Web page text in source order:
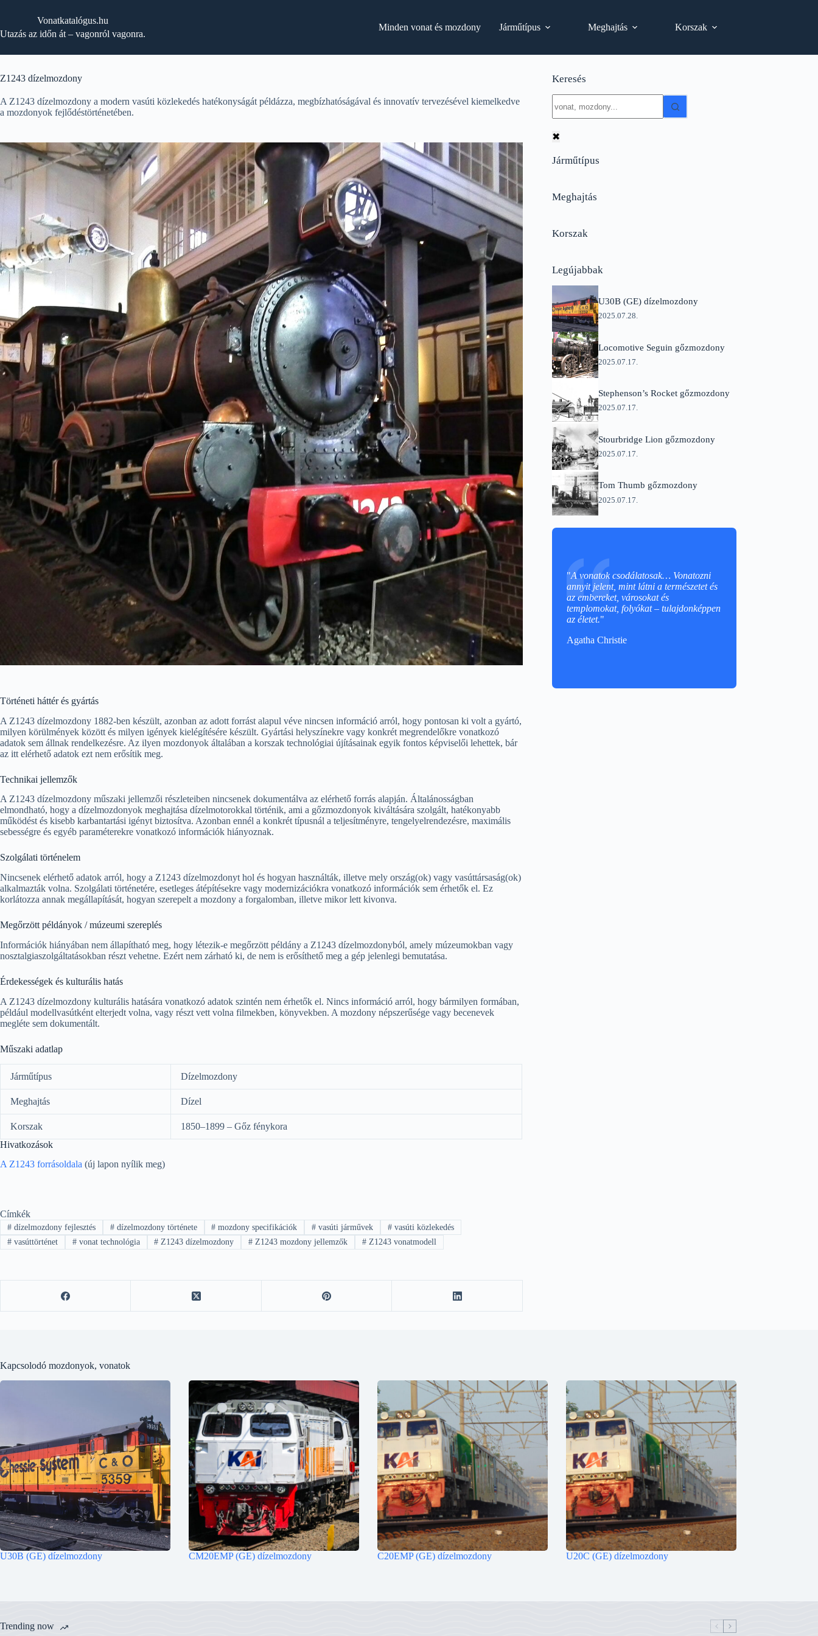
Vonatkatalógus.hu
Utazás az időn át – vagonról vagonra.
Minden vonat és mozdony Járműtípus Meghajtás Korszak
Z1243 dízelmozdony
A Z1243 dízelmozdony a modern vasúti közlekedés hatékonyságát példázza, megbízhatóságával és innovatív tervezésével kiemelkedve
a mozdonyok fejlődéstörténetében.
Történeti háttér és gyártás
A Z1243 dízelmozdony 1882-ben készült, azonban az adott forrást alapul véve nincsen információ arról, hogy pontosan ki volt a gyártó,
milyen körülmények között és milyen igények kielégítésére készült. Gyártási helyszínekre vagy konkrét megrendelőkre vonatkozó
adatok sem állnak rendelkezésre. Az ilyen mozdonyok általában a korszak technológiai újításainak egyik fontos képviselői lehettek, bár
az itt elérhető adatok ezt nem erősítik meg.
Technikai jellemzők
A Z1243 dízelmozdony műszaki jellemzői részleteiben nincsenek dokumentálva az elérhető forrás alapján. Általánosságban
elmondható, hogy a dízelmozdonyok meghajtása dízelmotorokkal történik, ami a gőzmozdonyok kiváltására szolgált, hatékonyabb
működést és kisebb karbantartási igényt biztosítva. Azonban ennél a konkrét típusnál a teljesítményre, tengelyelrendezésre, maximális
sebességre és egyéb paraméterekre vonatkozó információk hiányoznak.
Szolgálati történelem
Nincsenek elérhető adatok arról, hogy a Z1243 dízelmozdonyt hol és hogyan használták, illetve mely ország(ok) vagy vasúttársaság(ok)
alkalmazták volna. Szolgálati történetére, esetleges átépítésekre vagy modernizációkra vonatkozó információk sem érhetők el. Ez
korlátozza annak megállapítását, hogyan szerepelt a mozdony a forgalomban, illetve mikor lett kivonva.
Megőrzött példányok / múzeumi szereplés
Információk hiányában nem állapítható meg, hogy létezik-e megőrzött példány a Z1243 dízelmozdonyból, amely múzeumokban vagy
nosztalgiaszolgáltatásokban részt vehetne. Ezért nem zárható ki, de nem is erősíthető meg a gép jelenlegi bemutatása.
Érdekességek és kulturális hatás
A Z1243 dízelmozdony kulturális hatására vonatkozó adatok szintén nem érhetők el. Nincs információ arról, hogy bármilyen formában,
például modellvasútként elterjedt volna, vagy részt vett volna filmekben, könyvekben. A mozdony népszerűsége vagy becenevek
megléte sem dokumentált.
Műszaki adatlap
Járműtípus Dízelmozdony
Meghajtás Dízel
Korszak
1850–1899 – Gőz fénykora
Hivatkozások
A Z1243 forrásoldala (új lapon nyílik meg)
Címkék
#dízelmozdony fejlesztés #dízelmozdony története # mozdony specifikációk # vasúti járművek # vasúti közlekedés
#vasúttörténet #vonat technológia # Z1243 dízelmozdony # Z1243 mozdony jellemzők # Z1243 vonatmodell
Keresés
results
✖
Járműtípus
Meghajtás
Korszak
Legújabbak
U30B (GE) dízelmozdony
2025.07.28.
Locomotive Seguin gőzmozdony
2025.07.17.
Stephenson’s Rocket gőzmozdony
2025.07.17.
Stourbridge Lion gőzmozdony
2025.07.17.
Tom Thumb gőzmozdony
2025.07.17.
"A vonatok csodálatosak… Vonatozni
annyit jelent, mint látni a természetet és
az embereket, városokat és
templomokat, folyókat – tulajdonképpen
az életet."
Agatha Christie
Kapcsolodó mozdonyok, vonatok
U30B (GE) dízelmozdony CM20EMP (GE) dízelmozdony C20EMP (GE) dízelmozdony U20C (GE) dízelmozdony
Trending now